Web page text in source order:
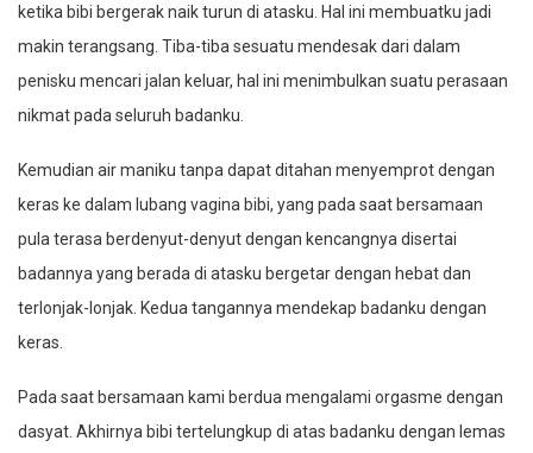
ketika bibi bergerak naik turun di atasku. Hal ini membuatku jadi
makin terangsang. Tiba-tiba sesuatu mendesak dari dalam
penisku mencari jalan keluar, hal ini menimbulkan suatu perasaan
nikmat pada seluruh badanku.
Kemudian air maniku tanpa dapat ditahan menyemprot dengan
keras ke dalam lubang vagina bibi, yang pada saat bersamaan
pula terasa berdenyut-denyut dengan kencangnya disertai
badannya yang berada di atasku bergetar dengan hebat dan
terlonjak-lonjak. Kedua tangannya mendekap badanku dengan
keras.
Pada saat bersamaan kami berdua mengalami orgasme dengan
dasyat. Akhirnya bibi tertelungkup di atas badanku dengan lemas